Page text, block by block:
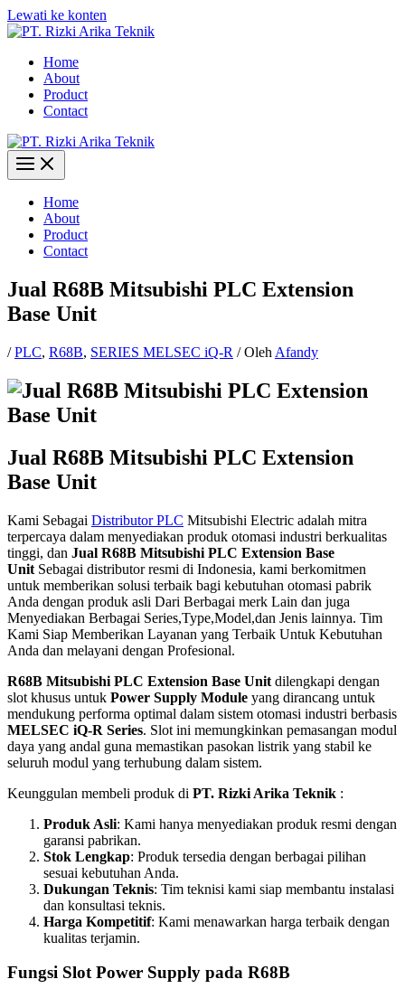
Lewati ke konten
Home
About
Product
Contact
Home
About
Product
Contact
Jual R68B Mitsubishi PLC Extension
Base Unit
/PLC, R68B, SERIES MELSEC iQ-R / Oleh Afandy
Jual R68B Mitsubishi PLC Extension
Base Unit
Kami Sebagai Distributor PLC Mitsubishi Electric adalah mitra
terpercaya dalam menyediakan produk otomasi industri berkualitas
tinggi, dan Jual R68B Mitsubishi PLC Extension Base
Unit Sebagai distributor resmi di Indonesia, kami berkomitmen
untuk memberikan solusi terbaik bagi kebutuhan otomasi pabrik
Anda dengan produk asli Dari Berbagai merk Lain dan juga
Menyediakan Berbagai Series,Type,Model,dan Jenis lainnya. Tim
Kami Siap Memberikan Layanan yang Terbaik Untuk Kebutuhan
Anda dan melayani dengan Profesional.
R68B Mitsubishi PLC Extension Base Unit dilengkapi dengan
slot khusus untuk Power Supply Module yang dirancang untuk
mendukung performa optimal dalam sistem otomasi industri berbasis
MELSEC iQ-R Series. Slot ini memungkinkan pemasangan modul
daya yang andal guna memastikan pasokan listrik yang stabil ke
seluruh modul yang terhubung dalam sistem.
Keunggulan membeli produk di PT. Rizki Arika Teknik :
Produk Asli: Kami hanya menyediakan produk resmi dengan
garansi pabrikan.
Stok Lengkap: Produk tersedia dengan berbagai pilihan
sesuai kebutuhan Anda.
Dukungan Teknis: Tim teknisi kami siap membantu instalasi
dan konsultasi teknis.
Harga Kompetitif: Kami menawarkan harga terbaik dengan
kualitas terjamin.
Fungsi Slot Power Supply pada R68B